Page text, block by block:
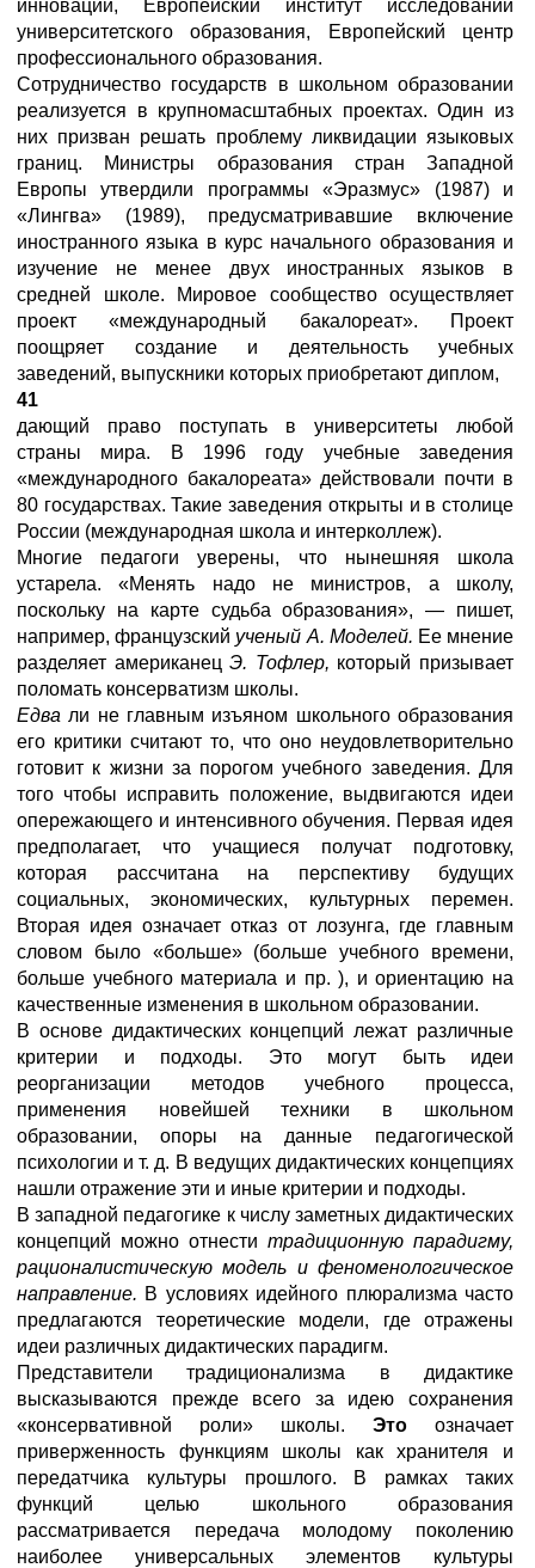
инноваций, Европейский институт исследований
университетского образования, Европейский центр
профессионального образования.
Сотрудничество государств в школьном образовании
реализуется в крупномасштабных проектах. Один из
них призван решать проблему ликвидации языковых
границ. Министры образования стран Западной
Европы утвердили программы «Эразмус» (1987) и
«Лингва» (1989), предусматривавшие включение
иностранного языка в курс начального образования и
изучение не менее двух иностранных языков в
средней школе. Мировое сообщество осуществляет
проект «международный бакалореат». Проект
поощряет создание и деятельность учебных
заведений, выпускники которых приобретают диплом,
41
дающий право поступать в университеты любой
страны мира. В 1996 году учебные заведения
«международного бакалореата» действовали почти в
80 государствах. Такие заведения открыты и в столице
России (международная школа и интерколлеж).
Многие педагоги уверены, что нынешняя школа
устарела. «Менять надо не министров, а школу,
поскольку на карте судьба образования», — пишет,
например, французский ученый А. Моделей. Ее мнение
разделяет американецЭ. Тофлер, который призывает
поломать консерватизм школы.
Едва ли не главным изъяном школьного образования
его критики считают то, что оно неудовлетворительно
готовит к жизни за порогом учебного заведения. Для
того чтобы исправить положение, выдвигаются идеи
опережающего и интенсивного обучения. Первая идея
предполагает, что учащиеся получат подготовку,
которая рассчитана на перспективу будущих
социальных, экономических, культурных перемен.
Вторая идея означает отказ от лозунга, где главным
словом было «больше» (больше учебного времени,
больше учебного материала и пр. ), и ориентацию на
качественные изменения в школьном образовании.
В основе дидактических концепций лежат различные
критерии и подходы. Это могут быть идеи
реорганизации методов учебного процесса,
применения новейшей техники в школьном
образовании, опоры на данные педагогической
психологии и т. д. В ведущих дидактических концепциях
нашли отражение эти и иные критерии и подходы.
В западной педагогике к числу заметных дидактических
концепций можно отнести традиционную парадигму,
рационалистическую модель и феноменологическое
направление. В условиях идейного плюрализма часто
предлагаются теоретические модели, где отражены
идеи различных дидактических парадигм.
Представители традиционализма в дидактике
высказываются прежде всего за идею сохранения
«консервативной роли» школы. Это означает
приверженность функциям школы как хранителя и
передатчика культуры прошлого. В рамках таких
функций целью школьного образования
рассматривается передача молодому поколению
наиболее универсальных элементов культуры